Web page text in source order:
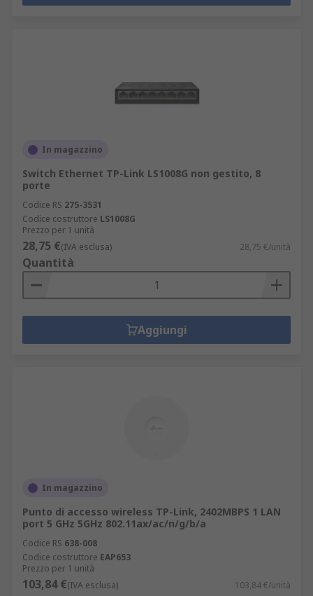
In magazzino
Switch Ethernet TP-Link LS1008G non gestito, 8
porte
Codice RS 275-3531
Codice costruttore LS1008G
Prezzo per 1 unità
28,75 €(IVA esclusa) 28,75 €/unità
Quantità
Aggiungi
In magazzino
Punto di accesso wireless TP-Link, 2402MBPS 1 LAN
port 5 GHz 5GHz 802.11ax/ac/n/g/b/a
Codice RS 638-008
Codice costruttore EAP653
Prezzo per 1 unità
103,84 €(IVA esclusa) 103,84 €/unità